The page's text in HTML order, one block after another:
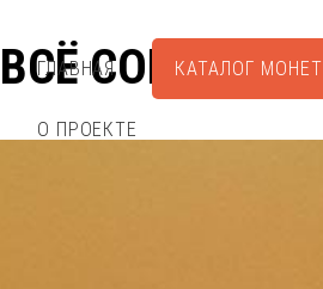
ВСЁ СОБРАЛ
ГЛАВНАЯ КАТАЛОГ МОНЕТ
О ПРОЕКТЕ